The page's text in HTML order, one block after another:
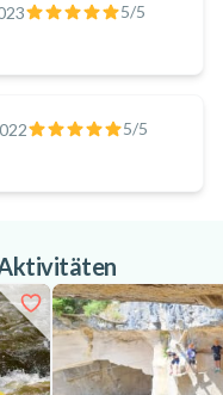
5/5
5/5
Aktivitäten